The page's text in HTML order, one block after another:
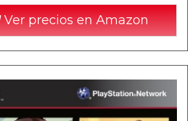
Ver precios en Amazon